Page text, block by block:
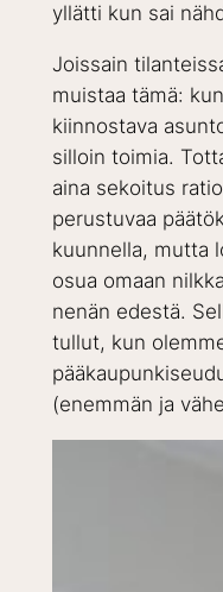
yllätti kun sai
Joissain
muistaa tämä:
kiinnostava
silloin toimia.
aina sekoitus
perustuvaa
kuunnella, mutta
osua omaan
nenän edestä.
tullut, kun
(enemmän ja